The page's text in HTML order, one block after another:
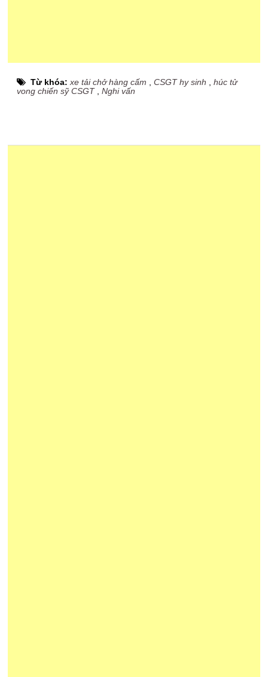
Từ khóa:xe tải chở hàng cấm ,CSGT hy sinh ,húc tử
vong chiến sỹ CSGT,Nghi vấn